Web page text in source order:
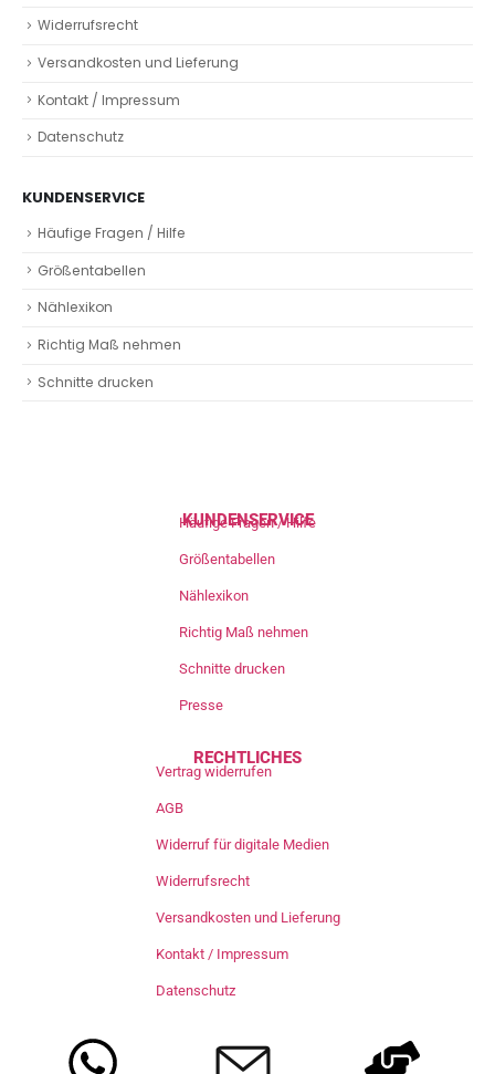
Widerrufsrecht
Versandkosten und Lieferung
Kontakt / Impressum
Datenschutz
KUNDENSERVICE
Häufige Fragen / Hilfe
Größentabellen
Nählexikon
Richtig Maß nehmen
Schnitte drucken
KUNDENSERVICE
Häufige Fragen / Hilfe
Größentabellen
Nählexikon
Richtig Maß nehmen
Schnitte drucken
Presse
RECHTLICHES
Vertrag widerrufen
AGB
Widerruf für digitale Medien
Widerrufsrecht
Versandkosten und Lieferung
Kontakt / Impressum
Datenschutz